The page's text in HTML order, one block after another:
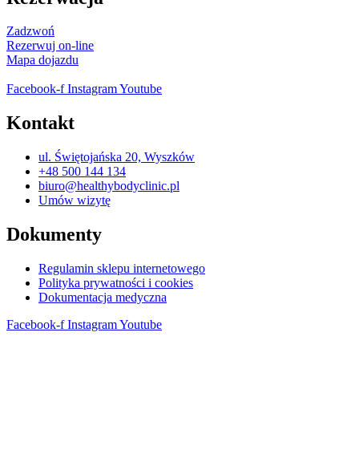
Zadzwoń
Rezerwuj on-line
Mapa dojazdu
Facebook-f InstagramYoutube
Kontakt
ul. Świętojańska 20, Wyszków
+48 500 144 134
biuro@healthybodyclinic.pl
Umów wizytę
Dokumenty
Regulamin sklepu internetowego
Polityka prywatności i cookies
Dokumentacja medyczna
Facebook-f InstagramYoutube